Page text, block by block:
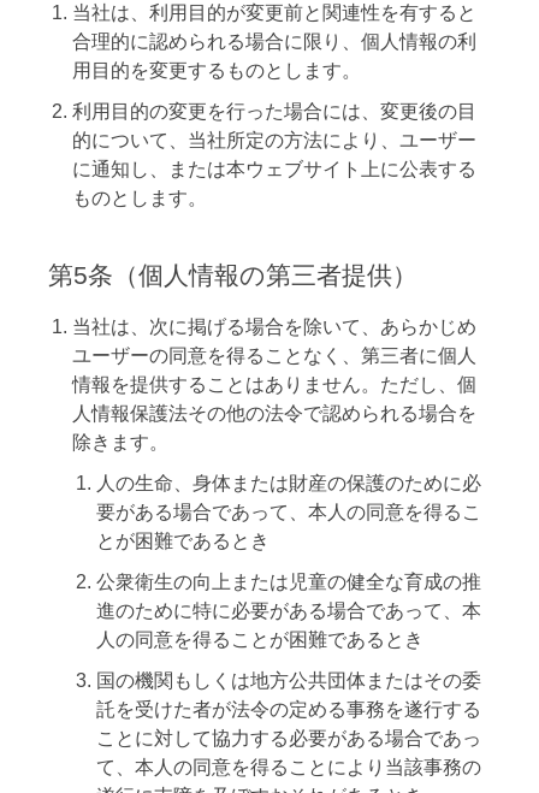
当社は、利用目的が変更前と関連性を有すると
合理的に認められる場合に限り、個人情報の利
用目的を変更するものとします。
利用目的の変更を行った場合には、変更後の目
的について、当社所定の方法により、ユーザー
に通知し、または本ウェブサイト上に公表する
ものとします。
第5条（個人情報の第三者提供）
当社は、次に掲げる場合を除いて、あらかじめ
ユーザーの同意を得ることなく、第三者に個人
情報を提供することはありません。ただし、個
人情報保護法その他の法令で認められる場合を
除きます。
人の生命、身体または財産の保護のために必
要がある場合であって、本人の同意を得るこ
とが困難であるとき
公衆衛生の向上または児童の健全な育成の推
進のために特に必要がある場合であって、本
人の同意を得ることが困難であるとき
国の機関もしくは地方公共団体またはその委
託を受けた者が法令の定める事務を遂行する
ことに対して協力する必要がある場合であっ
て、本人の同意を得ることにより当該事務の